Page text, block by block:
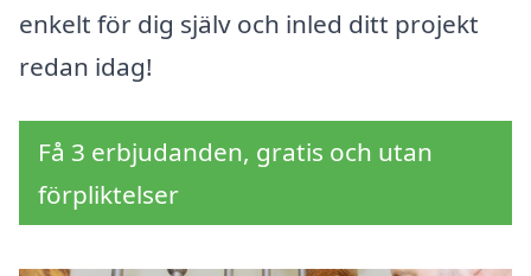
enkelt för dig själv och inled ditt projekt
redan idag!
Få 3 erbjudanden, gratis och utan
förpliktelser